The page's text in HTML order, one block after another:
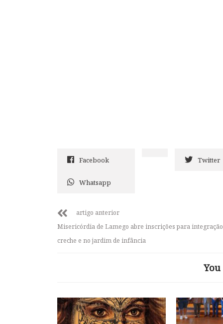
Facebook Twitter
Whatsapp
artigo anterior
Misericórdia de Lamego abre inscrições para
creche e no jardim de infância